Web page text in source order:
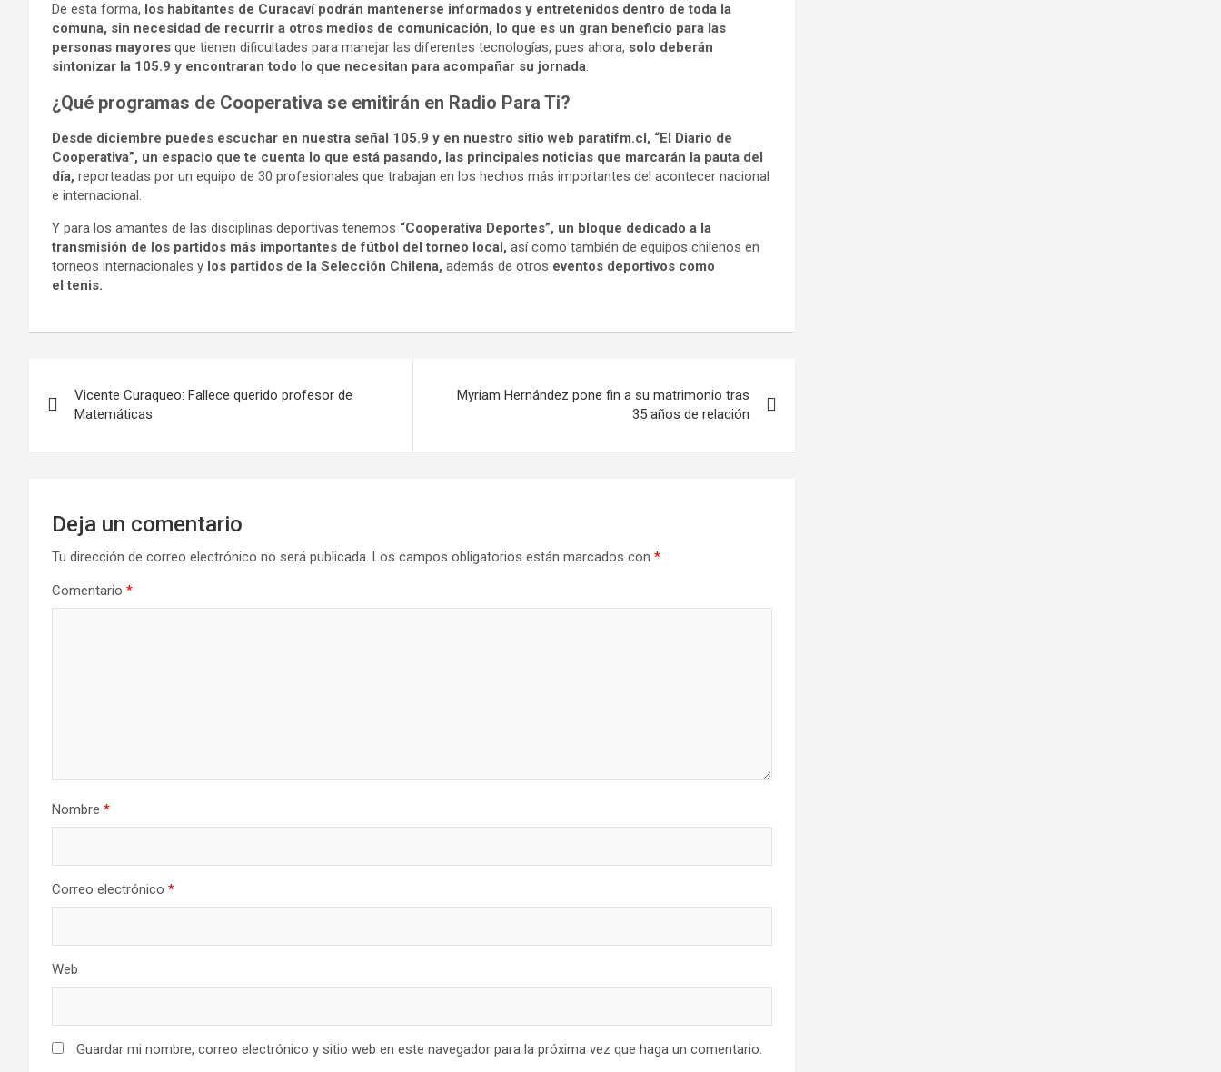
De esta forma, los habitantes de Curacaví podrán mantenerse informados y entretenidos dentro de toda la
comuna, sin necesidad de recurrir a otros medios de comunicación, lo que es un gran beneficio para las
personas mayores que tienen dificultades para manejar las diferentes tecnologías, pues ahora, solo deberán
sintonizar la 105.9 y encontraran todo lo que necesitan para acompañar su jornada.
¿Qué programas de Cooperativa se emitirán en Radio Para Ti?
Desde diciembre puedes escuchar en nuestra señal 105.9 y en nuestro sitio web paratifm.cl, “El Diario de
Cooperativa”, un espacio que te cuenta lo que está pasando, las principales noticias que marcarán la pauta del
día, reporteadas por un equipo de 30 profesionales que trabajan en los hechos más importantes del acontecer nacional
e internacional.
Y para los amantes de las disciplinas deportivas tenemos “Cooperativa Deportes”, un bloque dedicado a la
transmisión de los partidos más importantes de fútbol del torneo local, así como también de equipos chilenos en
torneos internacionales y los partidos de la Selección Chilena, además de otros eventos deportivos como
el tenis.
de
entradas
Vicente Curaqueo: Fallece querido profesor de
Matemáticas
Myriam Hernández pone fin a su matrimonio tras
35 años de relación
Deja un comentario
Tu dirección de correo electrónico no será publicada. Los campos obligatorios están marcados con *
Comentario *
Nombre *
Correo electrónico *
Web
Guardar mi nombre, correo electrónico y sitio web en este navegador para la próxima vez que haga un comentario.